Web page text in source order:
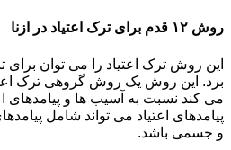
روش ۱۲ قدم برای ترک اعتیاد در ازنا
این روش ترک اعتیاد را می توان برای
برد. این روش یک روش گروهی ترک
می کند نسبت به آسیب ها و پیامدهای
پیامدهای اعتیاد می تواند شامل
و جسمی باشد.